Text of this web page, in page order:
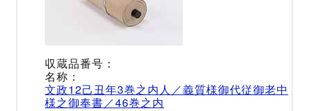
文政12己丑年3巻之内人／義質様御代従御老中
様之御奉書／46巻之内